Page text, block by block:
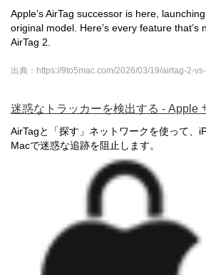
Apple’s AirTag successor is here,
original model. Here’s every feature that’s
AirTag 2.
迷惑なトラッカーを検出する - Apple
AirTagと「探す」ネットワークを使って、
Macで迷惑な追跡を阻止します。